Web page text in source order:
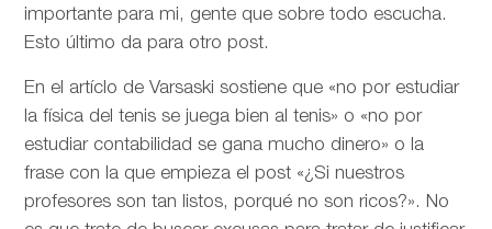
importante para mi, gente que sobre todo escucha.
Esto último da para otro post.
En el artíclo deVarsaski sostiene que «no por estudiar
la física del tenis se juega bien al tenis» o «no por
estudiar contabilidad se gana mucho dinero» o la
frase con la que empieza el post «¿Si nuestros
profesores son tan listos, porqué no son ricos?». No